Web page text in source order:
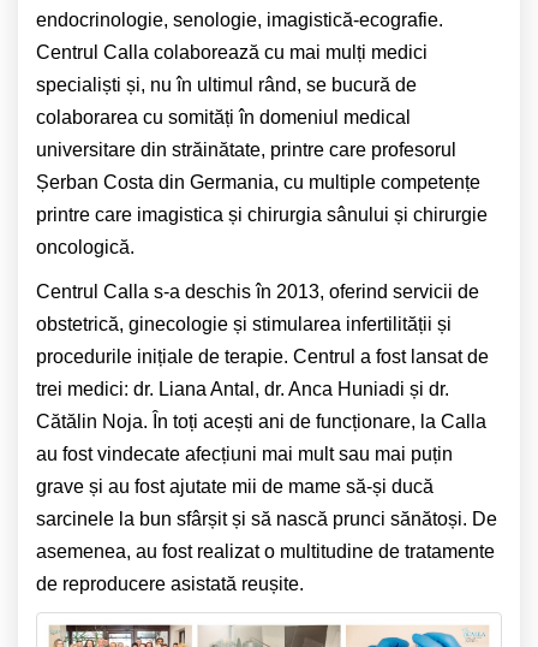
endocrinologie, senologie, imagistică-ecografie.
Centrul Calla colaborează cu mai mulți medici
specialiști și, nu în ultimul rând, se bucură de
colaborarea cu somități în domeniul medical
universitare din străinătate, printre care profesorul
Șerban Costa din Germania, cu multiple competențe
printre care imagistica și chirurgia sânului și chirurgie
oncologică.
Centrul Calla s-a deschis în 2013, oferind servicii de
obstetrică, ginecologie și stimularea infertilității și
procedurile inițiale de terapie. Centrul a fost lansat de
trei medici: dr. Liana Antal, dr. Anca Huniadi și dr.
Cătălin Noja. În toți acești ani de funcționare, la Calla
au fost vindecate afecțiuni mai mult sau mai puțin
grave și au fost ajutate mii de mame să-și ducă
sarcinele la bun sfârșit și să nască prunci sănătoși. De
asemenea, au fost realizat o multitudine de tratamente
de reproducere asistată reușite.